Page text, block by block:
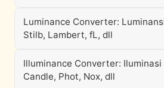
Luminance Converter:
Stilb, Lambert, fL, dll
Illuminance Converter: Iluminasi
Candle, Phot, Nox, dll